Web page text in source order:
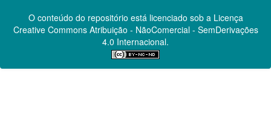
O conteúdo do repositório está licenciado sob a Licença
Creative CommonsAtribuição - NãoComercial - SemDerivações
4.0 Internacional.